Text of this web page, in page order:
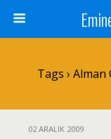
Tags ›
02 ARALIK 2009